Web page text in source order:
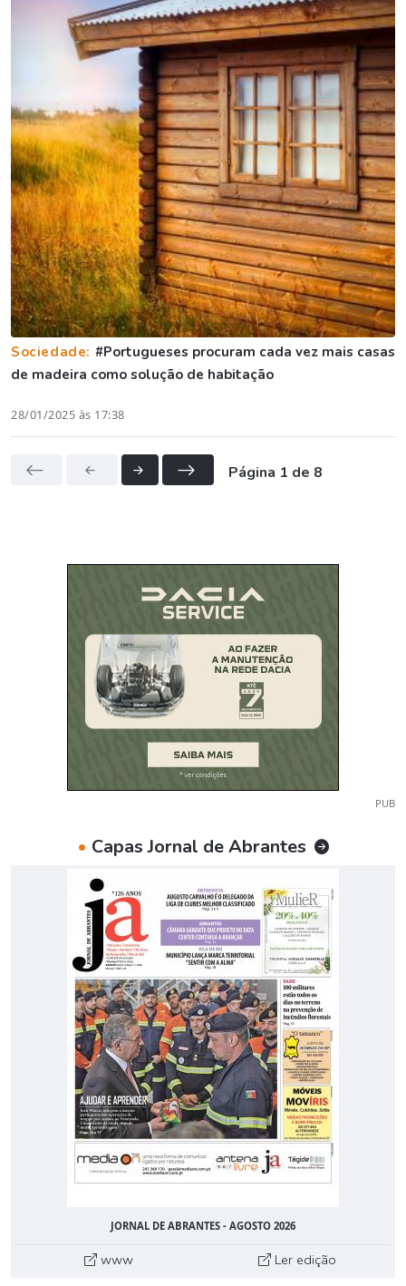
Sociedade: #Portugueses procuram cada vez mais casas
de madeira como solução de habitação
28/01/2025 às 17:38
Página 1 de 8
PUB
• Capas Jornal de Abrantes
JORNAL DE ABRANTES - AGOSTO 2026
www Ler edição